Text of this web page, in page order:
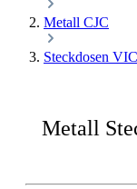
Metall CJC
Steckdosen
Metall